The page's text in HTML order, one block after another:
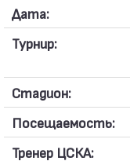
Дата:
Турнир:
Стадион:
Посещаемость:
Тренер ЦСКА: